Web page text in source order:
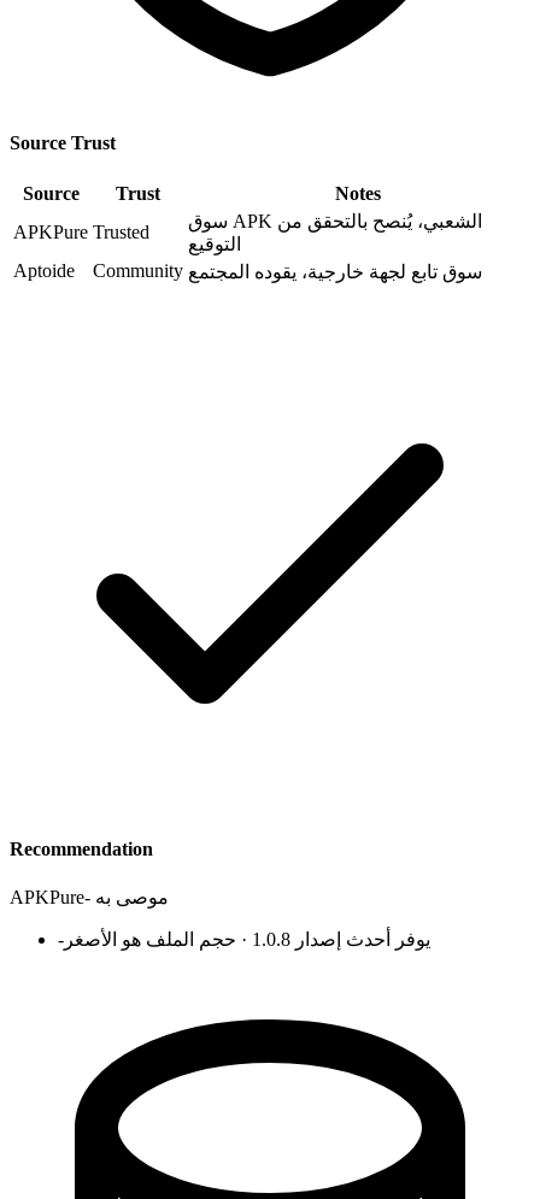
Source Trust
Source Trust
Notes
APKPure Trusted
سوق APK الشعبي، يُنصح بالتحقق من
التوقيع
Aptoide
Community سوق تابع لجهة خارجية، يقوده المجتمع
Recommendation
APKPure- موصى به
- يوفر أحدث إصدار 1.0.8 · حجم الملف هو الأصغر